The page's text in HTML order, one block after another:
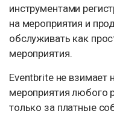
инструментами
на мероприятия и
обслуживать как
мероприятия.
Eventbrite не взимает
мероприятия любого
только за платные